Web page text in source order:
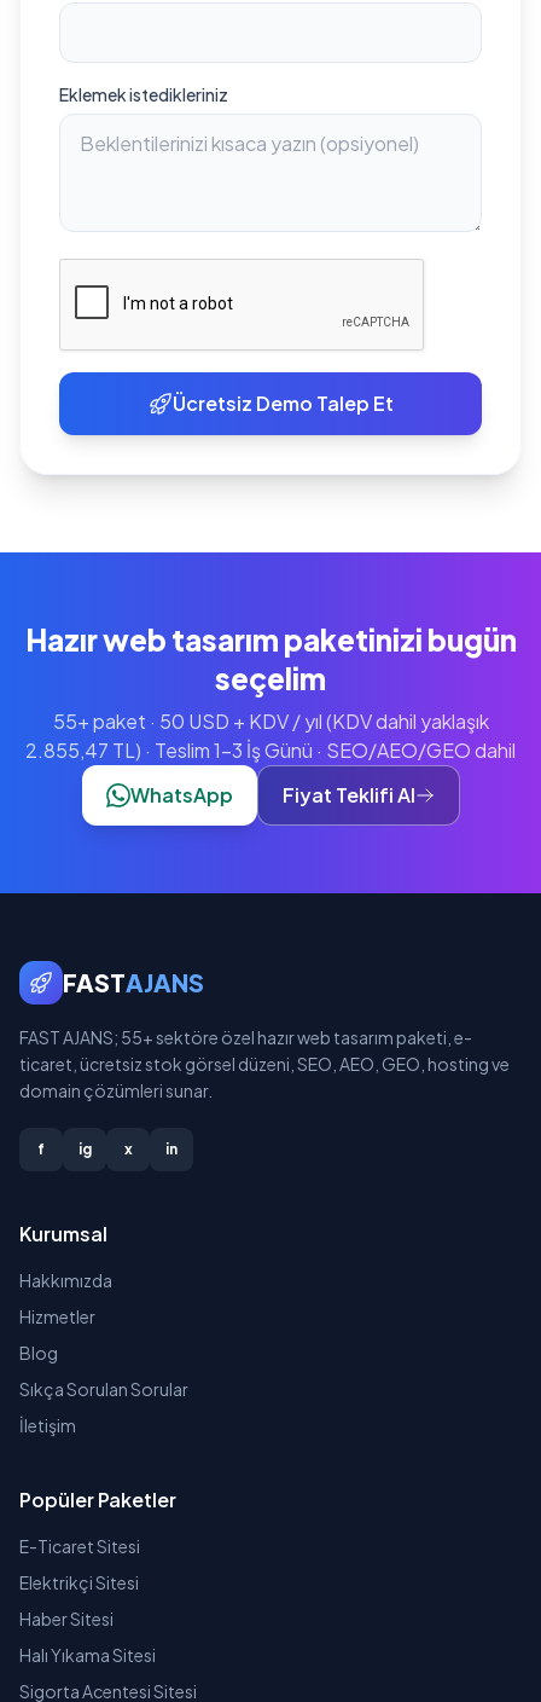
Eklemek istedikleriniz
Ücretsiz Demo Talep Et
Hazır web tasarım paketinizi bugün
seçelim
55+ paket · 50 USD + KDV / yıl (KDV dahil yaklaşık
2.855,47 TL) · Teslim 1-3 İş Günü · SEO/AEO/GEO dahil
WhatsApp
Fiyat Teklifi Al
FASTAJANS
FAST AJANS; 55+ sektöre özel hazır web tasarım paketi, e-
ticaret, ücretsiz stok görsel düzeni, SEO, AEO, GEO, hosting ve
domain çözümleri sunar.
f ig x in
Kurumsal
Hakkımızda
Hizmetler
Blog
Sıkça Sorulan Sorular
İletişim
Popüler Paketler
E-Ticaret Sitesi
Elektrikçi Sitesi
Haber Sitesi
Halı Yıkama Sitesi
Sigorta Acentesi Sitesi